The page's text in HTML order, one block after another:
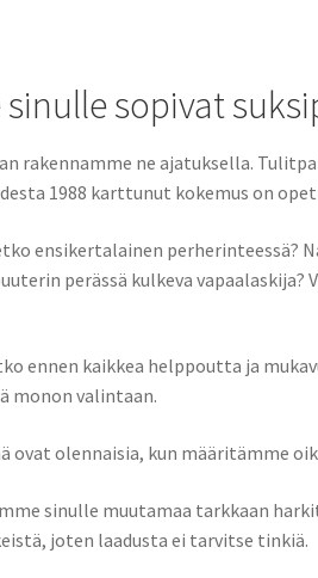
sopivat
rakennamme ne ajatuksella.
1988 karttunut kokemus on
ensikertalainen perherinteessä?
perässä kulkeva
ennen kaikkea helppoutta ja
monon valintaan.
ovat olennaisia, kun määritämme
sinulle muutamaa tarkkaan
joten laadusta ei tarvitse tinkiä.